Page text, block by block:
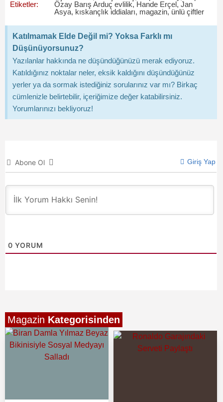
Etiketler:
Özay Barış Arduç evlilik, Hande Erçel,Jan
Asya, kıskançlık iddiaları, magazin,ünlü çiftler
Katılmamak Elde Değil mi? Yoksa Farklı mı
Düşünüyorsunuz?
Yazılanlar hakkında ne düşündüğünüzü merak ediyoruz.
Katıldığınız noktalar neler, eksik kaldığını düşündüğünüz
yerler ya da sormak istediğiniz sorularınız var mı? Birkaç
cümlenizle belirtebilir, içeriğimize değer katabilirsiniz.
Yorumlarınızı bekliyoruz!
Abone Ol Giriş Yap
0 YORUM
Magazin Kategorisinden